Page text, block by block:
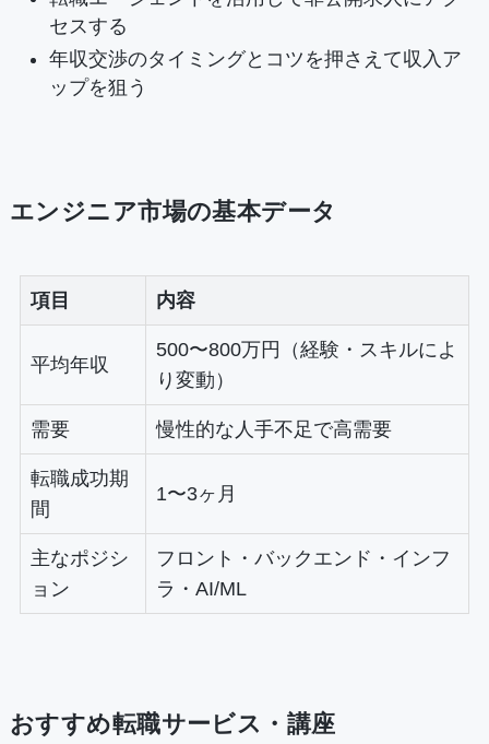
セスする
年収交渉のタイミングとコツを押さえて収入ア
ップを狙う
エンジニア市場の基本データ
項目 内容
平均年収
500〜800万円（経験・スキルによ
り変動）
需要 慢性的な人手不足で高需要
転職成功期
間
1〜3ヶ月
主なポジシ
ョン
フロント・バックエンド・インフ
ラ・AI/ML
おすすめ転職サービス・講座